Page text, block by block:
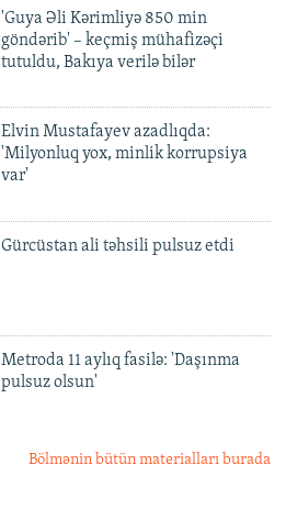
'Guya Əli Kərimliyə 850 min
göndərib' – keçmiş mühafizəçi
tutuldu, Bakıya verilə bilər
Elvin Mustafayev azadlıqda:
'Milyonluq yox, minlik korrupsiya
var'
Gürcüstan ali təhsili pulsuz etdi
Metroda 11 aylıq fasilə: 'Daşınma
pulsuz olsun'
Bölmənin bütün materialları burada